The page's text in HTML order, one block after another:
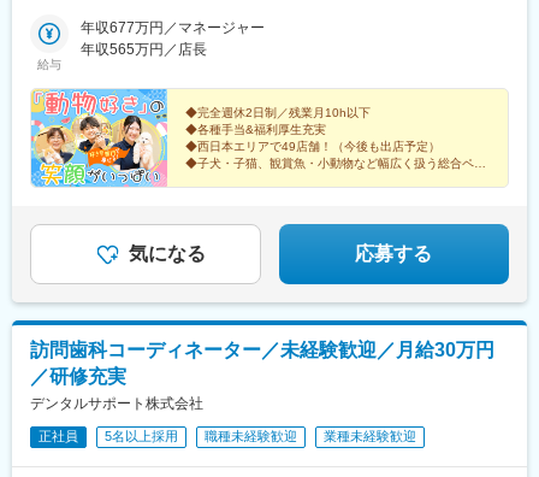
市・豊中市・枚方市・高槻市■京都府／京都市・八幡市・木津川市
■兵庫県／西宮市・伊丹市・加古川市・明石市・神戸市■奈良県／
市■愛知県／名古屋市・日進市・知多市・江南市■徳島県／板野郡
藍住町■香川県／高松市■愛媛県／今治市・伊予郡松前町■高知県
／高知市■広島県／広島市・福山市・廿日市市 ■鳥取県／鳥取市■
島根県／出雲市・松江市■福岡県／筑紫野市・北九州市◎受動喫煙
対策：分煙※喫煙所あり
田駅、井原里駅、住之江公園駅、西二見駅、伊丹駅(阪急線)、加古
川駅、春日野道駅(阪神線)、西ノ京駅、大和高田駅、笠縫駅、浮孔
都芸術大学駅、東松江駅(和歌山県)、江南駅(愛知県)、古見駅(愛知
県)、港区役所駅、赤池駅(愛知県)、勝瑞駅、高知駅、伏石駅、古
泉駅、今治駅、道上駅、廿日市市役所前・平良駅、商工センター
入口駅、湖山駅、松江駅、出雲市駅、朝倉街道駅、西小倉駅、野
田駅(阪神線)、公園東口駅、下新庄駅、大小路駅、岩屋駅(兵庫
駅、平和通駅、野田阪神駅、淡路駅、花田口駅、灘駅、草津南
駅、小倉駅(福岡県)
給与
年収677万円／マネージャー
年収565万円／店長
◆完全週休2日制／残業月10h以下
◆各種手当&福利厚生充実
◆西日本エリアで49店舗！（今後も出店予定）
◆子犬・子猫、観賞魚・小動物など幅広く扱う総合ペッ
気になる 応募する
訪問歯科コーディネーター／未経験歓迎／月給30万円
／研修充実
デンタルサポート株式会社
正社員 5名以上採用 職種未経験歓迎 業種未経験歓迎